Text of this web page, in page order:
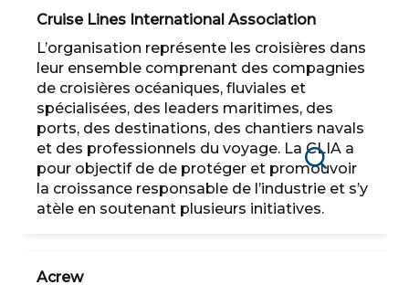
Recherche
Cruise Lines International Association
L’organisation représente les croisières dans
leur ensemble comprenant des compagnies
de croisières océaniques, fluviales et
spécialisées, des leaders maritimes, des
ports, des destinations, des chantiers navals
et des professionnels du voyage. La CLIA a
pour objectif de de protéger et promouvoir
la croissance responsable de l’industrie et s’y
atèle en soutenant plusieurs initiatives.
Acrew